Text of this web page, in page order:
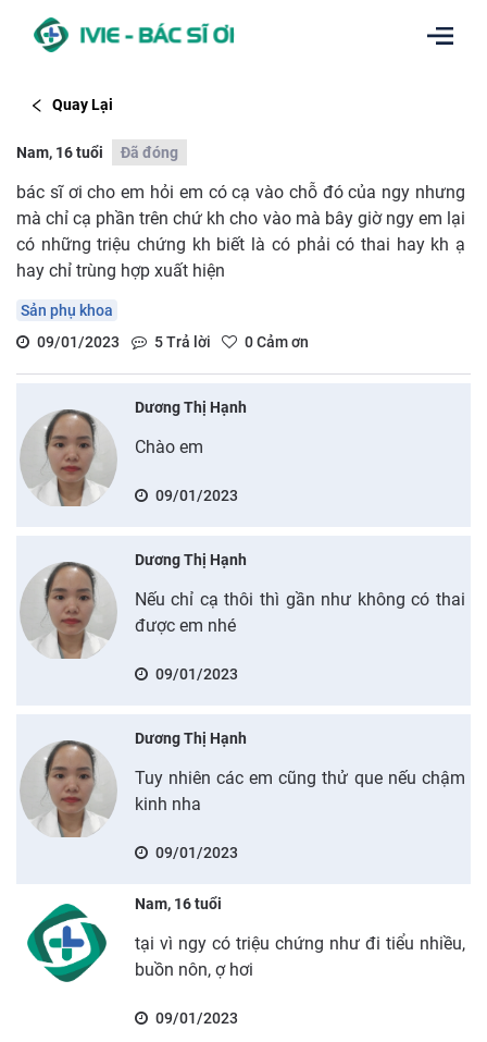
Quay Lại
Nam, 16 tuổi Đã đóng
bác sĩ ơi cho em hỏi em có cạ vào chỗ đó của ngy nhưng
mà chỉ cạ phần trên chứ kh cho vào mà bây giờ ngy em lại
có những triệu chứng kh biết là có phải có thai hay kh ạ
hay chỉ trùng hợp xuất hiện
Sản phụ khoa
09/01/2023
5Trả lời 0Cảm ơn
Dương Thị Hạnh
Chào em
09/01/2023
Dương Thị Hạnh
Nếu chỉ cạ thôi thì gần như không có thai
được em nhé
09/01/2023
Dương Thị Hạnh
Tuy nhiên các em cũng thử que nếu chậm
kinh nha
09/01/2023
Nam, 16 tuổi
tại vì ngy có triệu chứng như đi tiểu nhiều,
buồn nôn, ợ hơi
09/01/2023